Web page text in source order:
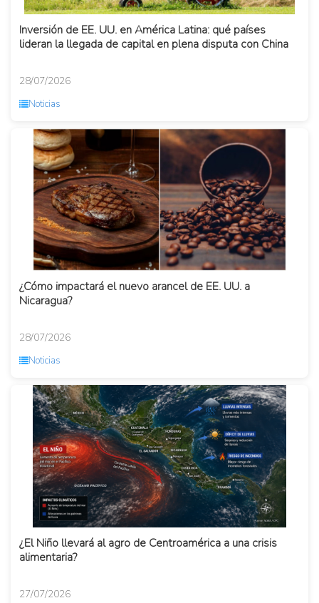
Inversión de EE. UU. en América Latina: qué países
lideran la llegada de capital en plena disputa con China
28/07/2026
Noticias
¿Cómo impactará el nuevo arancel de EE. UU. a
Nicaragua?
28/07/2026
Noticias
¿El Niño llevará al agro de Centroamérica a una crisis
alimentaria?
27/07/2026